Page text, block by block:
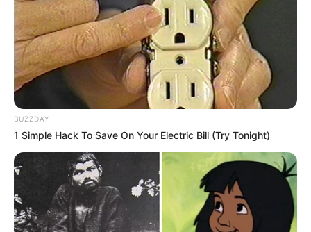
BUZZDAY
1 Simple Hack To Save On Your Electric Bill (Try Tonight)